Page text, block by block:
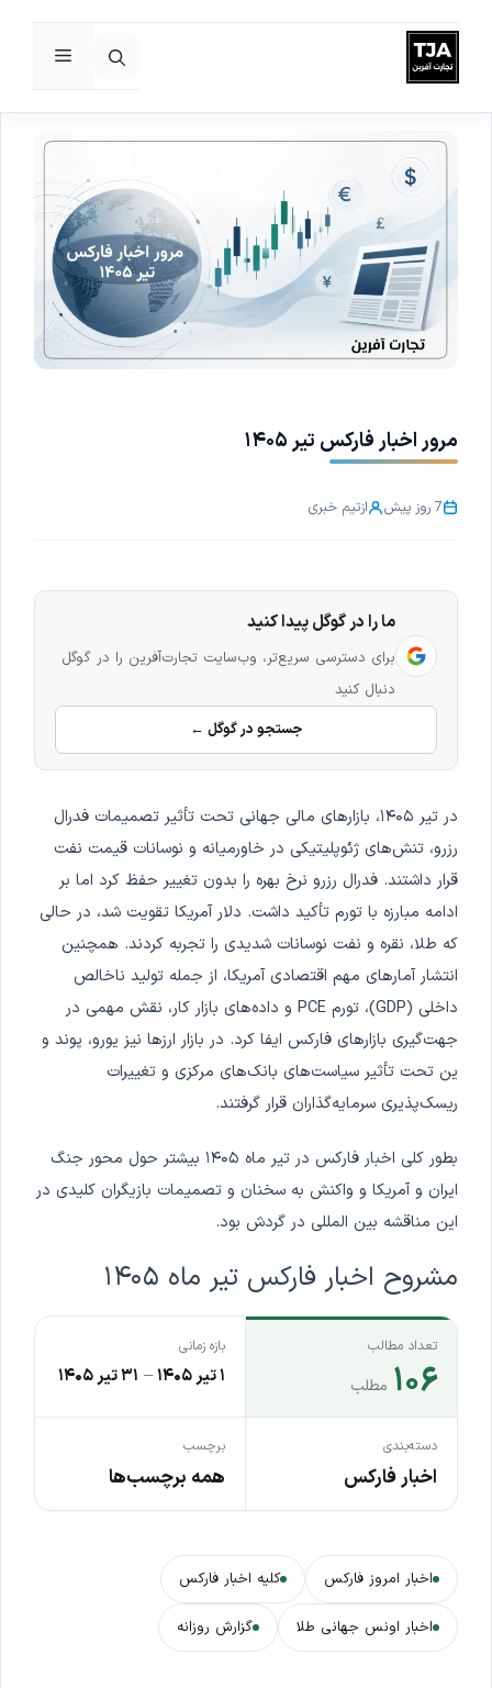
پرش
به
فهرست
مرور اخبار فارکس تیر ۱۴۰۵
7 روز پیش ازتیم خبری
ما را در گوگل پیدا کنید
برای دسترسی سریع‌تر، وب‌سایت تجارت‌آفرین را در گوگل
دنبال کنید
جستجو در گوگل ←
در تیر ۱۴۰۵، بازارهای مالی جهانی تحت تأثیر تصمیمات فدرال
رزرو، تنش‌های ژئوپلیتیکی در خاورمیانه و نوسانات قیمت نفت
قرار داشتند. فدرال رزرو نرخ بهره را بدون تغییر حفظ کرد اما بر
ادامه مبارزه با تورم تأکید داشت. دلار آمریکا تقویت شد، در حالی
که طلا، نقره و نفت نوسانات شدیدی را تجربه کردند. همچنین
انتشار آمارهای مهم اقتصادی آمریکا، از جمله تولید ناخالص
داخلی (GDP)، تورم PCE و داده‌های بازار کار، نقش مهمی در
جهت‌گیری بازارهای فارکس ایفا کرد. در بازار ارزها نیز یورو، پوند و
ین تحت تأثیر سیاست‌های بانک‌های مرکزی و تغییرات
ریسک‌پذیری سرمایه‌گذاران قرار گرفتند.
بطور کلی اخبار فارکس در تیر ماه ۱۴۰۵ بیشتر حول محور جنگ
ایران و آمریکا و واکنش به سخنان و تصمیمات بازیگران کلیدی در
این مناقشه بین المللی در گردش بود.
مشروح اخبار فارکس تیر ماه ۱۴۰۵
تعداد مطالب
۱۰۶ مطلب
بازه زمانی
۱ تیر ۱۴۰۵ – ۳۱ تیر ۱۴۰۵
دسته‌بندی
اخبار فارکس
برچسب
همه برچسب‌ها
اخبار امروز فارکس کلیه اخبار فارکس
اخبار اونس جهانی طلا گزارش روزانه